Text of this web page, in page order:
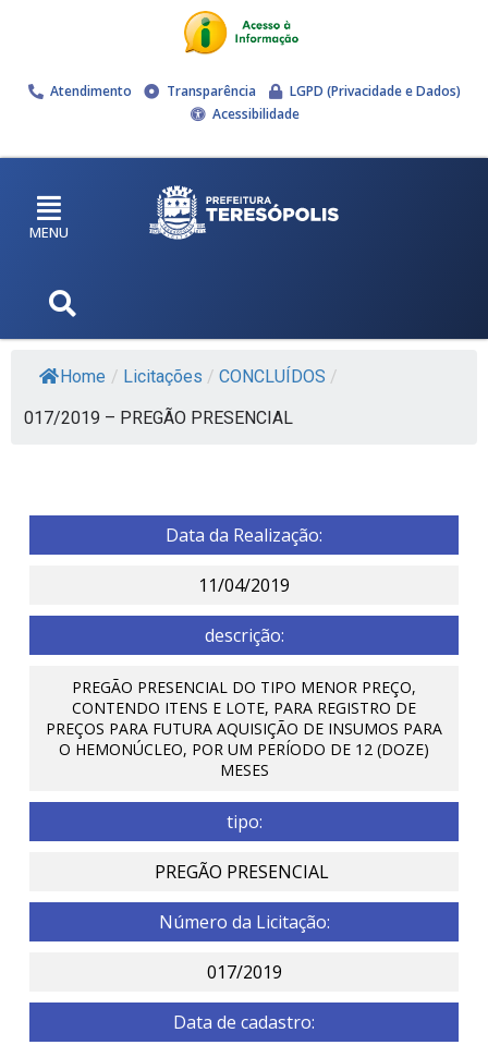
Atendimento Transparência
LGPD (Privacidade e Dados)
Acessibilidade
MENU
Home / Licitações / CONCLUÍDOS /
017/2019 – PREGÃO PRESENCIAL
Data da Realização:
11/04/2019
descrição:
PREGÃO PRESENCIAL DO TIPO MENOR PREÇO,
CONTENDO ITENS E LOTE, PARA REGISTRO DE
PREÇOS PARA FUTURA AQUISIÇÃO DE INSUMOS PARA
O HEMONÚCLEO, POR UM PERÍODO DE 12 (DOZE)
MESES
tipo:
PREGÃO PRESENCIAL
Número da Licitação:
017/2019
Data de cadastro: